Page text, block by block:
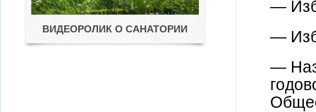
ВИДЕОРОЛИК О САНАТОРИИ
—
—
—